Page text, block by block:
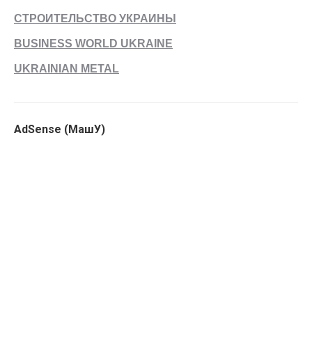
СТРОИТЕЛЬСТВО УКРАИНЫ
BUSINESS WORLD UKRAINE
UKRAINIAN METAL
AdSense (МашУ)